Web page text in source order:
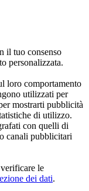
il tuo consenso
personalizzata.
loro comportamento
utilizzati per
mostrarti pubblicità
di utilizzo.
con quelli di
canali pubblicitari
le
dei dati.